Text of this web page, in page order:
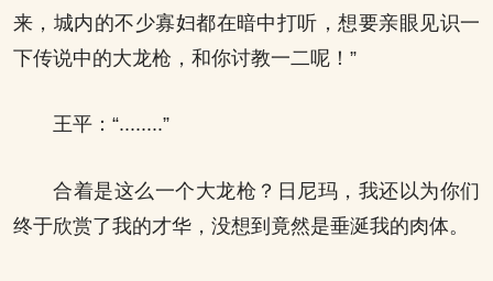
来，城内的不少寡妇都在暗中打听，想要亲眼见识一
下传说中的大龙枪，和你讨教一二呢！”
王平：“........”
合着是这么一个大龙枪？日尼玛，我还以为你们
终于欣赏了我的才华，没想到竟然是垂涎我的肉体。